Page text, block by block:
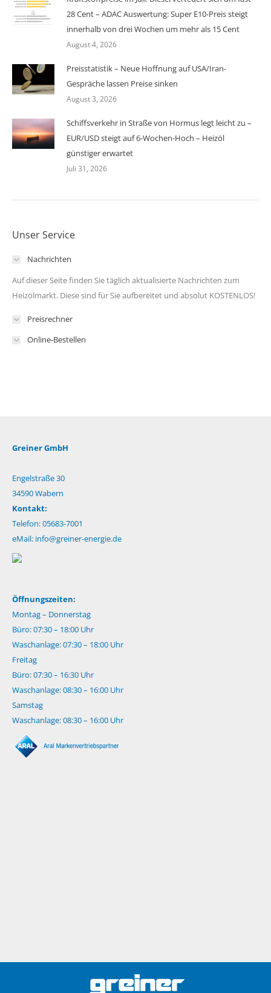
28 Cent – ADAC Auswertung: Super E10-Preis steigt
innerhalb von drei Wochen um mehr als 15 Cent
August 4, 2026
Preisstatistik – Neue Hoffnung auf USA/Iran-
Gespräche lassen Preise sinken
August 3, 2026
Schiffsverkehr in Straße von Hormus legt leicht zu –
EUR/USD steigt auf 6-Wochen-Hoch – Heizöl
günstiger erwartet
Juli 31, 2026
Unser Service
Nachrichten
Auf dieser Seite finden Sie täglich aktualisierte Nachrichten zum
Heizölmarkt. Diese sind für Sie aufbereitet und absolut KOSTENLOS!
Preisrechner
Online-Bestellen
Greiner GmbH
Engelstraße 30
34590 Wabern
Kontakt:
Telefon: 05683-7001
eMail: info@greiner-energie.de
Öffnungszeiten:
Montag – Donnerstag
Büro: 07:30 – 18:00 Uhr
Waschanlage: 07:30 – 18:00 Uhr
Freitag
Büro: 07:30 – 16:30 Uhr
Waschanlage: 08:30 – 16:00 Uhr
Samstag
Waschanlage: 08:30 – 16:00 Uhr